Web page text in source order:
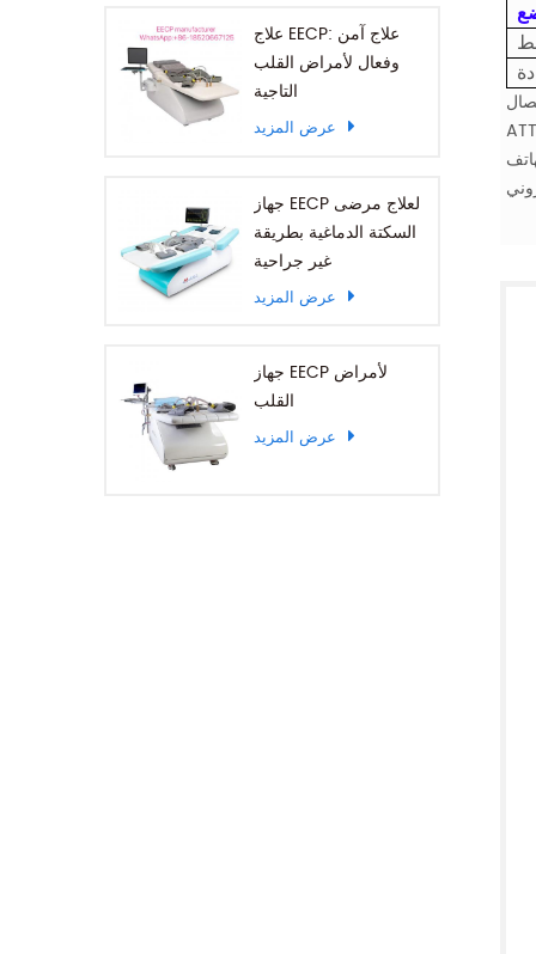
علاج EECP: علاج آمن
وفعال لأمراض القلب
التاجية
عرض المزيد
جهاز EECP لعلاج مرضى
السكتة الدماغية بطريقة
غير جراحية
عرض المزيد
جهاز EECP لأمراض
القلب
عرض المزيد